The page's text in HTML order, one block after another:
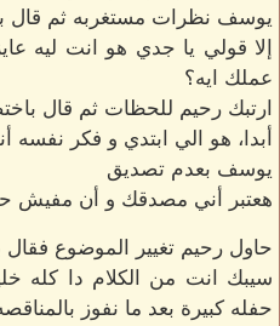
يوسف نظرات مستغربه ثم قال
إلا قولي يا جدي هو انت ليه
عملك ايه؟
ارتبك رحيم للحظات ثم قال
أبدا، هو الي ابتدي و فكر نفسه
يوسف بعدم تصديق
هعتبر أني مصدقك و أن مفيش
حاول رحيم تغيير الموضوع فقال
سيبك انت من الكلام دا كله
حفله كبيرة بعد ما نفوز